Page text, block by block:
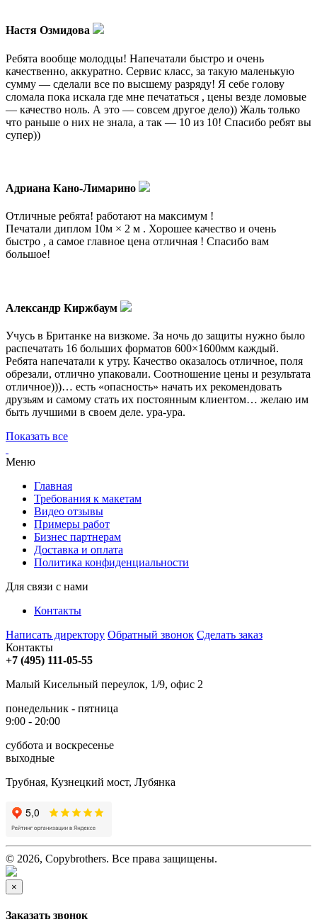
Настя Озмидова
Ребята вообще молодцы! Напечатали быстро и очень
качественно, аккуратно. Сервис класс, за такую маленькую
сумму — сделали все по высшему разряду! Я себе голову
сломала пока искала где мне печататься , цены везде ломовые
— качество ноль. А это — совсем другое дело)) Жаль только
что раньше о них не знала, а так — 10 из 10! Спасибо ребят вы
супер))
Адриана Кано-Лимарино
Отличные ребята! работают на максимум !
Печатали диплом 10м × 2 м . Хорошее качество и очень
быстро , а самое главное цена отличная ! Спасибо вам
большое!
Александр Киржбаум
Учусь в Британке на визкоме. За ночь до защиты нужно было
распечатать 16 больших форматов 600×1600мм каждый.
Ребята напечатали к утру. Качество оказалось отличное, поля
обрезали, отлично упаковали. Соотношение цены и результата
отличное)))… есть «опасность» начать их рекомендовать
друзьям и самому стать их постоянным клиентом… желаю им
быть лучшими в своем деле. ура-ура.
Показать все
Меню
Главная
Требования к макетам
Видео отзывы
Примеры работ
Бизнес партнерам
Доставка и оплата
Политика конфиденциальности
Для связи с нами
Контакты
Написать директору Обратный звонок Сделать заказ
Контакты
+7 (495) 111-05-55
Малый Кисельный переулок, 1/9, офис 2
понедельник - пятница
9:00 - 20:00
суббота и воскресенье
выходные
Трубная, Кузнецкий мост, Лубянка
© 2026, Copybrothers. Все права защищены.
×
Заказать звонок